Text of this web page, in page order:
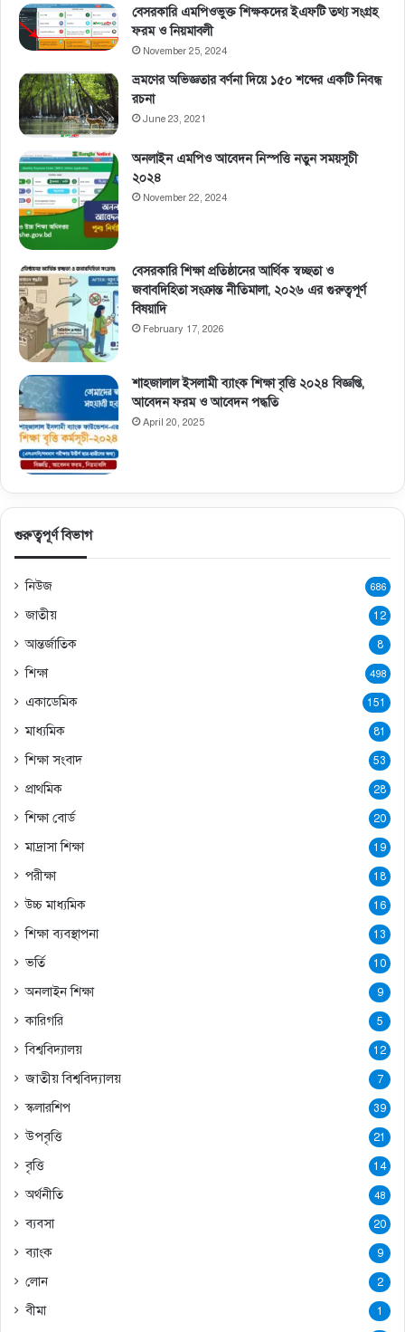
বেসরকারি এমপিওভুক্ত শিক্ষকদের ইএফটি তথ্য সংগ্রহ
ফরম ও নিয়মাবলী
November 25, 2024
ভ্রমণের অভিজ্ঞতার বর্ণনা দিয়ে ১৫০ শব্দের একটি নিবন্ধ
রচনা
June 23, 2021
অনলাইন এমপিও আবেদন নিস্পত্তি নতুন সময়সূচী
২০২৪
November 22, 2024
বেসরকারি শিক্ষা প্রতিষ্ঠানের আর্থিক স্বচ্ছতা ও
জবাবদিহিতা সংক্রান্ত নীতিমালা, ২০২৬ এর গুরুত্বপূর্ণ
বিষয়াদি
February 17, 2026
শাহজালাল ইসলামী ব্যাংক শিক্ষা বৃত্তি ২০২৪ বিজ্ঞপ্তি,
আবেদন ফরম ও আবেদন পদ্ধতি
April 20, 2025
গুরুত্বপূর্ণ বিভাগ
নিউজ 686
জাতীয় 12
আন্তর্জাতিক 8
শিক্ষা 498
একাডেমিক 151
মাধ্যমিক 81
শিক্ষা সংবাদ 53
প্রাথমিক 28
শিক্ষা বোর্ড 20
মাদ্রাসা শিক্ষা 19
পরীক্ষা 18
উচ্চ মাধ্যমিক 16
শিক্ষা ব্যবস্থাপনা 13
ভর্তি 10
অনলাইন শিক্ষা 9
কারিগরি 5
বিশ্ববিদ্যালয় 12
জাতীয় বিশ্ববিদ্যালয় 7
স্কলারশিপ 39
উপবৃত্তি 21
বৃত্তি 14
অর্থনীতি 48
ব্যবসা 20
ব্যাংক 9
লোন 2
বীমা 1